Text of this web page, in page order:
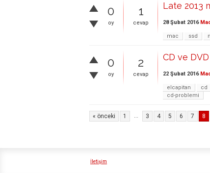
0
oy
1
cevap
Late 2013
28 Şubat 2016
mac ssd
0
oy
2
cevap
CD ve
22 Şubat 2016
elcapitan cd
cd-problemi
« önceki 1 ... 3 4 5 6 7 8
İletişim